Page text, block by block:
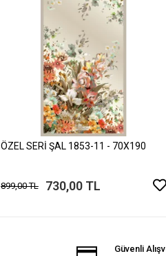
ÖZEL SERİ ŞAL 1853-11 - 70X190
899,00 TL 730,00 TL
Güvenli